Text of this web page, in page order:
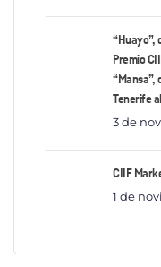
“Huayo”,
Premio
“Mansa”,
Tenerife
3 de
CIIF
1 de